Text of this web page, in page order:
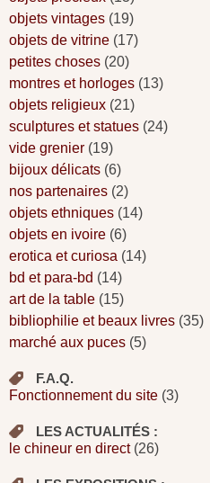
objets vintages (19)
objets de vitrine (17)
petites choses (20)
montres et horloges (13)
objets religieux (21)
sculptures et statues (24)
vide grenier (19)
bijoux délicats (6)
nos partenaires (2)
objets ethniques (14)
objets en ivoire (6)
erotica et curiosa (14)
bd et para-bd (14)
art de la table (15)
bibliophilie et beaux livres (35)
marché aux puces (5)
F.A.Q.
Fonctionnement du site (3)
LES ACTUALITÉS :
le chineur en direct(26)